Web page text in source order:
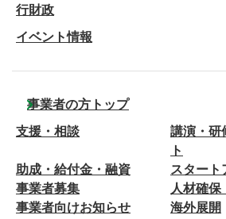
行財政
イベント情報
事業者の方トップ
支援・相談
講演・研
ト
助成・給付金・融資
スタート
事業者募集
人材確保
事業者向けお知らせ
海外展開